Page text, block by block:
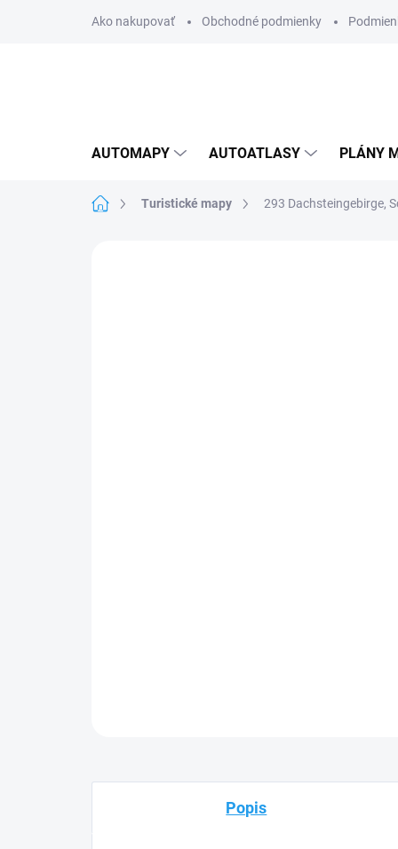
Ako nakupovať Obchodné podmienky
AUTOMAPY AUTOATLASY PLÁNY
DomovTuristické mapy 293 Dachsteingebirge,
Popis